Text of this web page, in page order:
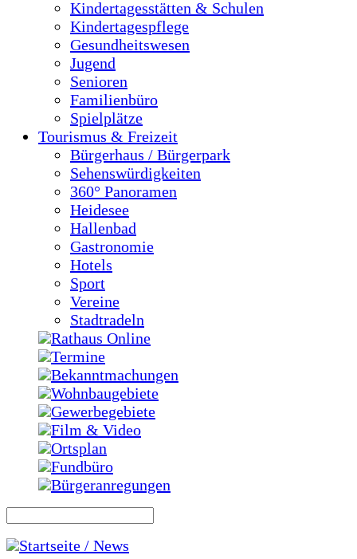
Kindertagesstätten & Schulen
Kindertagespflege
Gesundheitswesen
Jugend
Senioren
Familienbüro
Spielplätze
Tourismus & Freizeit
Bürgerhaus / Bürgerpark
Sehenswürdigkeiten
360° Panoramen
Heidesee
Hallenbad
Gastronomie
Hotels
Sport
Vereine
Stadtradeln
Rathaus Online
Termine
Bekanntmachungen
Wohnbaugebiete
Gewerbegebiete
Film & Video
Ortsplan
Fundbüro
Bürgeranregungen
Startseite / News